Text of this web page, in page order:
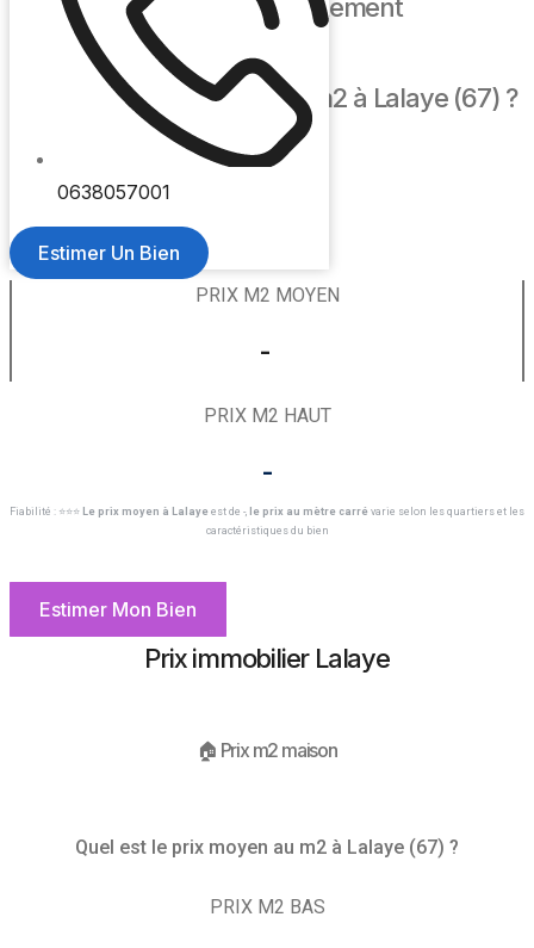
0638057001
Estimer Un Bien
🏢 Prix m2 appartement
Quel est le prix moyen au m2 à Lalaye (67) ?
PRIX M2 BAS
PRIX M2 MOYEN
- ​
PRIX M2 HAUT
-
Fiabilité : ⭐️⭐️⭐️ Le prix moyen à Lalaye est de -, le prix au mètre carré varie selon les quartiers et les
caractéristiques du bien
Estimer Mon Bien
Prix immobilier Lalaye
🏠 Prix m2 maison
Quel est le prix moyen au m2 à Lalaye (67) ?
PRIX M2 BAS